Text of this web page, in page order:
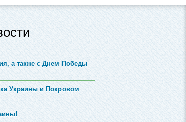
а также с Днем Победы
Украины и Покровом